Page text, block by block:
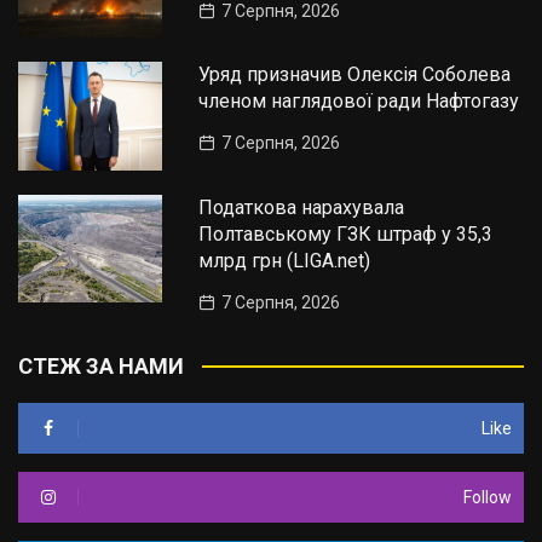
7 Серпня, 2026
Уряд призначив Олексія Соболева
членом наглядової ради Нафтогазу
7 Серпня, 2026
Податкова нарахувала
Полтавському ГЗК штраф у 35,3
млрд грн (LIGA.net)
7 Серпня, 2026
СТЕЖ ЗА НАМИ
Like
Follow